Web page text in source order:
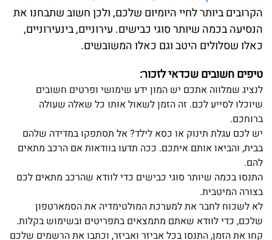
הקרובים ביותר לחיי היומיום שלכם, ולכן חשוב שתבחנו את
הנסיעה בכמה שיותר סוגי כבישים. עירוניים, בינעירוניים,
כאלו שסלולים היטב וגם כאלו המשובשים.
טיפים חשובים שכדאי לזכור:
לנציג שמלווה אתכם יש המון ידע שימושי ופרטים חשובים
שיוכלו לסייע לכם. זה הזמן לשאול אותו כל שאלה שעולה
ברוחכם.
יש לכם עגלת תינוק או כסא לילד? אל תסתפקו במדידה שלהם
בבית, והביאו אותם איתכם. ככה תדעו בוודאות אם הרכב מתאים
להם.
התנסו בכמה שיותר סוגי כבישים כדי לוודא שהרכב מתאים לכם
בצורה המיטבית.
לא לשכוח לחבר את למערכת המולטימדיה את הסמארטפון
שלכם, כדי לוודא שאתם מתמצאים בתפריטים ובשימוש בקלות.
קחו את הזמן, התנסו בכל אביזר ואביזר, וכתבו את הרשמים שלכם